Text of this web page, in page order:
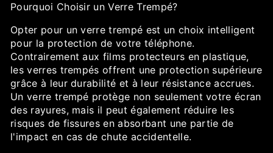
Pourquoi Choisir un Verre Trempé?
Opter pour un verre trempé est un choix intelligent
pour la protection de votre téléphone.
Contrairement aux films protecteurs en plastique,
les verres trempés offrent une protection supérieure
grâce à leur durabilité et à leur résistance accrues.
Un verre trempé protège non seulement votre écran
des rayures, mais il peut également réduire les
risques de fissures en absorbant une partie de
l'impact en cas de chute accidentelle.